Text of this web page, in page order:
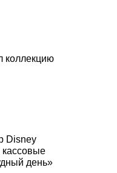
коллекцию
Disney
кассовые
день»